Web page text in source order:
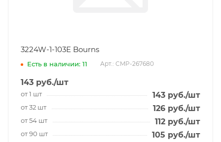
3224W-1-103E Bourns
Есть в наличии: 11 Арт.: CMP-267680
143 руб./шт
от 1 шт 143 руб./шт
от 32 шт 126 руб./шт
от 54 шт 112 руб./шт
от 90 шт 105 руб./шт